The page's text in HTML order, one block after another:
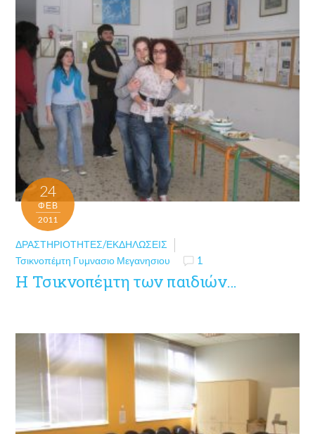
24
ΦΕΒ
2011
ΔΡΑΣΤΗΡΙΌΤΗΤΕΣ/ΕΚΔΗΛΏΣΕΙΣ
Τσικνοπέμτη Γυμνασιο Μεγανησιου
1
Η Τσικνοπέμτη των παιδιών…